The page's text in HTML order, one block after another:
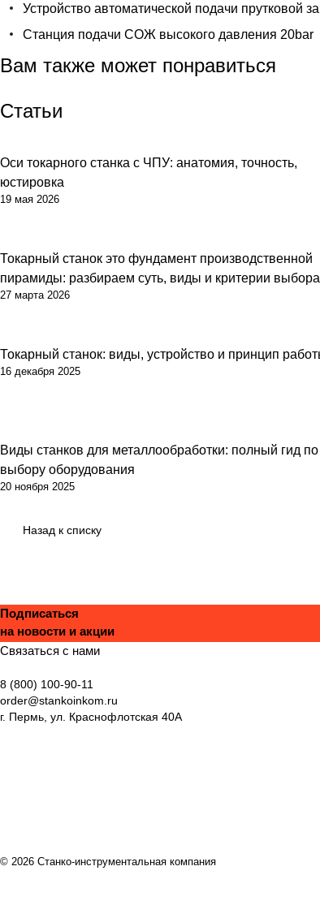
Устройство автоматической подачи прутковой
Станция подачи СОЖ высокого давления 20bar
Вам также может понравиться
Статьи
Оси токарного станка с ЧПУ: анатомия, точность,
юстировка
19 мая 2026
Токарный станок это фундамент производственной
пирамиды: разбираем суть, виды и критерии выбора
27 марта 2026
Токарный станок: виды, устройство и принцип
16 декабря 2025
Виды станков для металлообработки: полный гид по
выбору оборудования
20 ноября 2025
Назад к списку
Подписаться
на новости и акции
Связаться с нами
8 (800) 100-90-11
order@stankoinkom.ru
г. Пермь, ул. Краснофлотская 40А
© 2026 Станко-инструментальная компания